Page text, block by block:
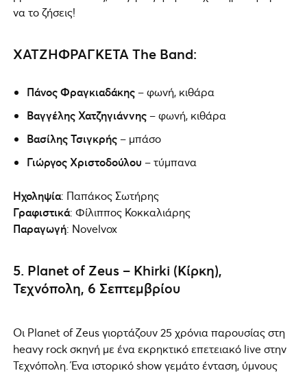
να το ζήσεις!
ΧΑΤΖΗΦΡΑΓΚΕΤΑ The Band:
Πάνος Φραγκιαδάκης– φωνή, κιθάρα
Βαγγέλης Χατζηγιάννης– φωνή, κιθάρα
Βασίλης Τσιγκρής– μπάσο
Γιώργος Χριστοδούλου – τύμπανα
Ηχοληψία: Παπάκος Σωτήρης
Γραφιστικά: Φίλιππος Κοκκαλιάρης
Παραγωγή: Novelvox
5. Planet of Zeus – Khirki (Κίρκη),
Τεχνόπολη, 6 Σεπτεμβρίου
Οι Planet of Zeus γιορτάζουν 25 χρόνια παρουσίας στη
heavy rock σκηνή με ένα εκρηκτικό επετειακό live στην
Τεχνόπολη. Ένα ιστορικό show γεμάτο ένταση, ύμνους